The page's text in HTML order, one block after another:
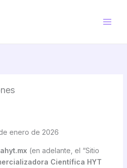
enero de 2026
(en adelante, el “Sitio
Científica HYT